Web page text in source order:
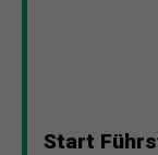
Start